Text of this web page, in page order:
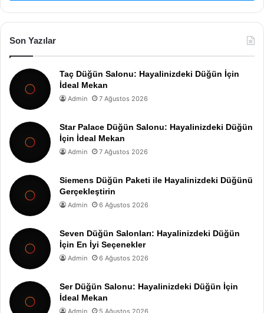
Son Yazılar
Taç Düğün Salonu: Hayalinizdeki Düğün İçin
İdeal Mekan
Admin 7 Ağustos 2026
Star Palace Düğün Salonu: Hayalinizdeki Düğün
İçin İdeal Mekan
Admin 7 Ağustos 2026
Siemens Düğün Paketi ile Hayalinizdeki Düğünü
Gerçekleştirin
Admin 6 Ağustos 2026
Seven Düğün Salonları: Hayalinizdeki Düğün
İçin En İyi Seçenekler
Admin 6 Ağustos 2026
Ser Düğün Salonu: Hayalinizdeki Düğün İçin
İdeal Mekan
Admin 5 Ağustos 2026